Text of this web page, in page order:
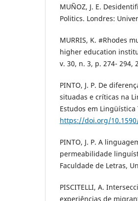
MUÑOZ, J. E.
Politics. Londres:
MURRIS, K. #Rhodes
higher education
v. 30, n. 3, p. 274- 294,
PINTO, J. P. De
situadas e críticas na
Estudos em Lingüística
https://doi.org/
PINTO, J. P. A
permeabilidade
Faculdade de Letras,
PISCITELLI, A.
experiências de